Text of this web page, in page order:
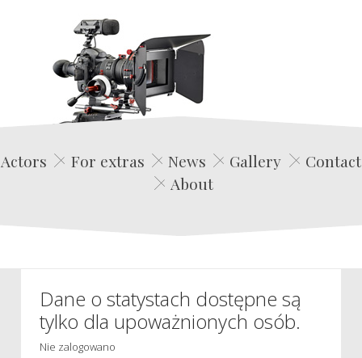
Edwin Film Agencja Aktorska
Actors For extras News Gallery
Contact
About
Dane o statystach dostępne są
tylko dla upoważnionych osób.
Nie zalogowano